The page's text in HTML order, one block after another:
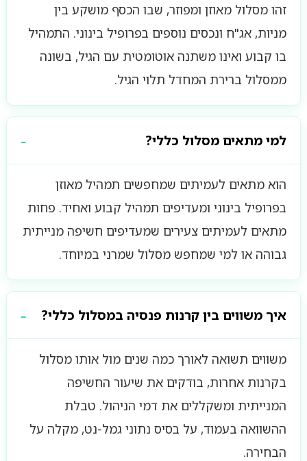
זהו מסלול מאוזן ומפוזר, שבו הכסף מושקע בין
מניות, אג"ח ונכסים נוספים בפרופיל בינוני. התמהיל
בו קבוע ואינו משתנה אוטומטית עם הגיל, בשונה
ממסלול ברירת המחדל תלוי הגיל.
למי מתאים מסלול כללי?
הוא מתאים לעמיתים שמחפשים תמהיל מאוזן
בפרופיל בינוני ומעדיפים תמהיל קבוע ואחיד. פחות
מתאים לעמיתים צעירים שמעדיפים חשיפה מנייתית
גבוהה או למי שמחפש מסלול שמרני במיוחד.
איך משווים בין קרנות פנסיה במסלול כללי?
משווים תשואה לאורך כמה שנים מול אותו מסלול
בקרנות אחרות, בודקים את שיעור החשיפה
המנייתית ומשקללים את דמי הניהול. טבלת
ההשוואה בעמוד, על בסיס נתוני גמל-נט, מקלה על
הבחירה.